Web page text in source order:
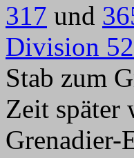
317 und
Division
Stab zum
Zeit später
Grenadier-